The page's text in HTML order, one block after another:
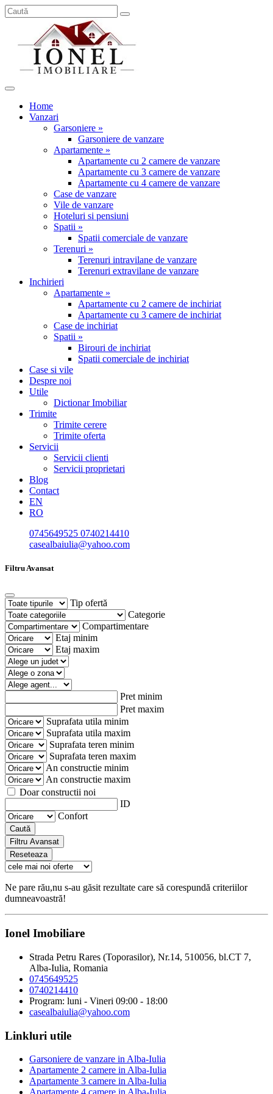
Home
Vanzari
Garsoniere »
Garsoniere de vanzare
Apartamente »
Apartamente cu 2 camere de vanzare
Apartamente cu 3 camere de vanzare
Apartamente cu 4 camere de vanzare
Case de vanzare
Vile de vanzare
Hoteluri si pensiuni
Spatii »
Spatii comerciale de vanzare
Terenuri »
Terenuri intravilane de vanzare
Terenuri extravilane de vanzare
Inchirieri
Apartamente »
Apartamente cu 2 camere de inchiriat
Apartamente cu 3 camere de inchiriat
Case de inchiriat
Spatii »
Birouri de inchiriat
Spatii comerciale de inchiriat
Case si vile
Despre noi
Utile
Dictionar Imobiliar
Trimite
Trimite cerere
Trimite oferta
Servicii
Servicii clienti
Servicii proprietari
Blog
Contact
EN
RO
0745649525 0740214410
casealbaiulia@yahoo.com
Filtru Avansat
Tip ofertă
Categorie
Compartimentare
Etaj minim
Etaj maxim
Pret minim
Pret maxim
Suprafata utila minim
Suprafata utila maxim
Suprafata teren minim
Suprafata teren maxim
An constructie minim
An constructie maxim
Doar constructii noi
ID
Confort
Caută
Filtru Avansat
Reseteaza
Ne pare rău,nu s-au găsit rezultate care să corespundă criteriilor
dumneavoastră!
Ionel Imobiliare
Strada Petru Rares (Toporasilor), Nr.14, 510056, bl.CT 7,
Alba-Iulia, Romania
0745649525
0740214410
Program: luni - Vineri 09:00 - 18:00
casealbaiulia@yahoo.com
Linkluri utile
Garsoniere de vanzare in Alba-Iulia
Apartamente 2 camere in Alba-Iulia
Apartamente 3 camere in Alba-Iulia